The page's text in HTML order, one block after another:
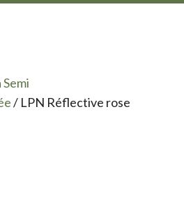
/ LPN Réflective rose